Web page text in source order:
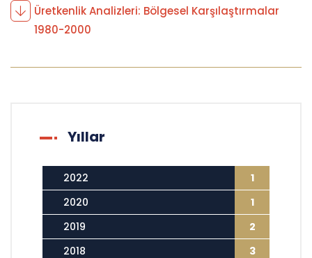
Üretkenlik Analizleri: Bölgesel Karşılaştırmalar
1980-2000
Yıllar
2022
1
2020
1
2019
2
2018
3